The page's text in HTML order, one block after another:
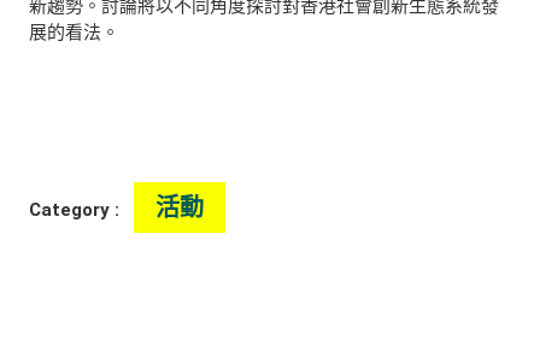
新趨勢。討論將以不同角度探討對香港社會創新生態系統發
展的看法。
Category : 活動